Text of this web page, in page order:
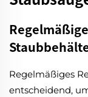
Regelmäßiges
entscheidend,